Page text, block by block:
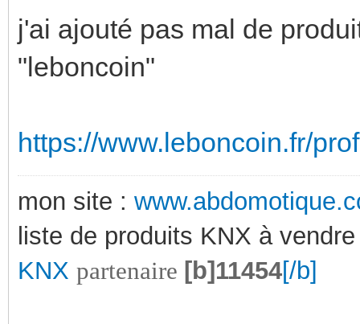
j'ai ajouté pas mal de
"leboncoin"
https://www.leboncoin.fr/
mon site :
liste de produits KNX à
KNX partenaire [b]11454[/b]